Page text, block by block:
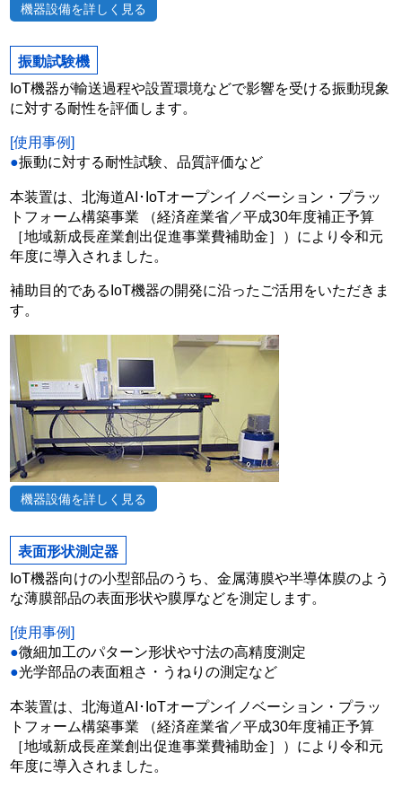
機器設備を詳しく見る
振動試験機
IoT機器が輸送過程や設置環境などで影響を受ける振動現象
に対する耐性を評価します。
[使用事例]
●振動に対する耐性試験、品質評価など
本装置は、北海道AI･IoTオープンイノベーション・プラッ
トフォーム構築事業 （経済産業省／平成30年度補正予算
［地域新成長産業創出促進事業費補助金］）により令和元
年度に導入されました。
補助目的であるIoT機器の開発に沿ったご活用をいただきま
す。
機器設備を詳しく見る
表面形状測定器
IoT機器向けの小型部品のうち、金属薄膜や半導体膜のよう
な薄膜部品の表面形状や膜厚などを測定します。
[使用事例]
●微細加工のパターン形状や寸法の高精度測定
●光学部品の表面粗さ・うねりの測定など
本装置は、北海道AI･IoTオープンイノベーション・プラッ
トフォーム構築事業 （経済産業省／平成30年度補正予算
［地域新成長産業創出促進事業費補助金］）により令和元
年度に導入されました。